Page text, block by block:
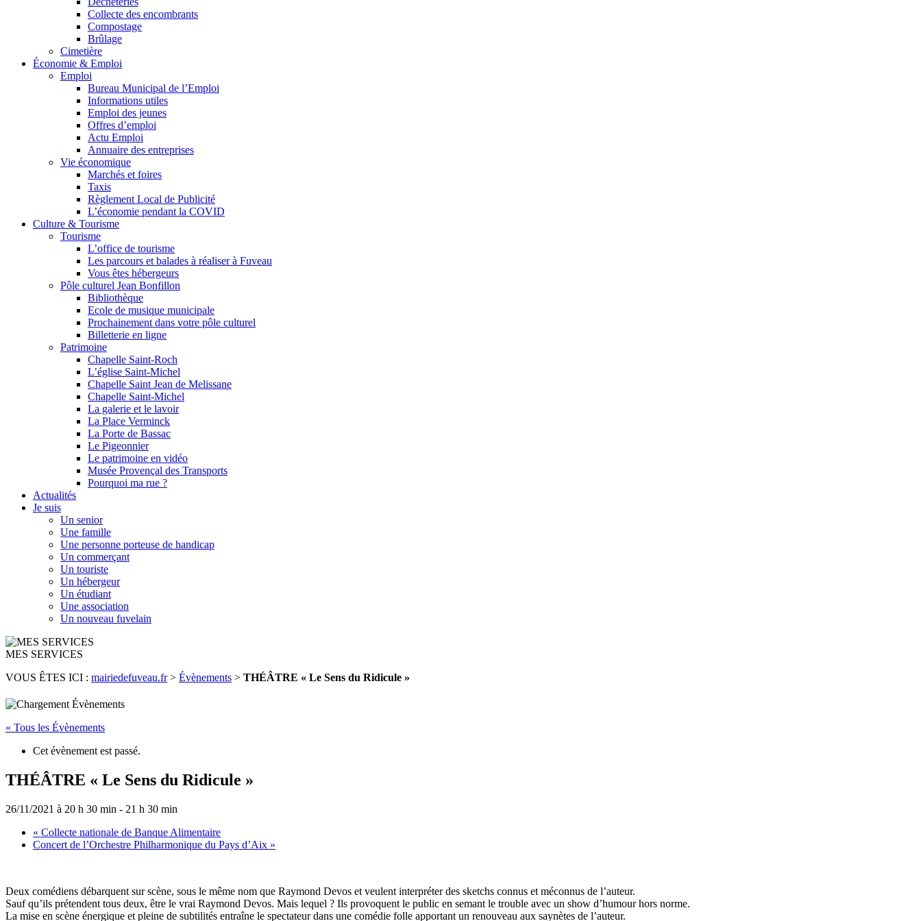
Collecte des encombrants
Compostage
Brûlage
Cimetière
Économie & Emploi
Emploi
Bureau Municipal de l’Emploi
Informations utiles
Emploi des jeunes
Offres d’emploi
Actu Emploi
Annuaire des entreprises
Vie économique
Marchés et foires
Taxis
Règlement Local de Publicité
L’économie pendant la COVID
Culture & Tourisme
Tourisme
L’office de tourisme
Les parcours et balades à réaliser à Fuveau
Vous êtes hébergeurs
Pôle culturel Jean Bonfillon
Bibliothèque
Ecole de musique municipale
Prochainement dans votre pôle culturel
Billetterie en ligne
Patrimoine
Chapelle Saint-Roch
L’église Saint-Michel
Chapelle Saint Jean de Melissane
Chapelle Saint-Michel
La galerie et le lavoir
La Place Verminck
La Porte de Bassac
Le Pigeonnier
Le patrimoine en vidéo
Musée Provençal des Transports
Pourquoi ma rue ?
Actualités
Je suis
Un senior
Une famille
Une personne porteuse de handicap
Un commerçant
Un touriste
Un hébergeur
Un étudiant
Une association
Un nouveau fuvelain
MES SERVICES
VOUS ÊTES ICI : mairiedefuveau.fr> Évènements > THÉÂTRE « Le Sens du Ridicule »
« Tous les Évènements
Cet évènement est passé.
THÉÂTRE « Le Sens du Ridicule »
26/11/2021 à 20 h 30 min - 21 h 30 min
« Collecte nationale de Banque Alimentaire
Concert de l’Orchestre Philharmonique du Pays d’Aix »
Deux comédiens débarquent sur scène, sous le même nom que Raymond Devos et veulent interpréter des sketchs connus et méconnus de l’auteur.
Sauf qu’ils prétendent tous deux, être le vrai Raymond Devos. Mais lequel ? Ils provoquent le public en semant le trouble avec un show d’humour hors norme.
La mise en scène énergique et pleine de subtilités entraîne le spectateur dans une comédie folle apportant un renouveau aux saynètes de l’auteur.